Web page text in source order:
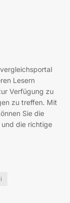
Lesern
Verfügung zu
zu treffen. Mit
Sie die
die richtige